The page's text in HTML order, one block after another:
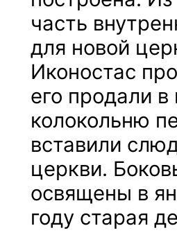
часть
для новой
Иконостас
его продали
колокольню
вставили
церкви.
освящены в
году старая